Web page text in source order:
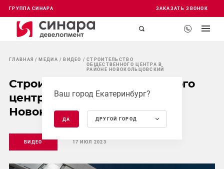
ГРУППА СИНАРА ЗАКАЗАТЬ ЗВОНОК
Ваш город Екатеринбург?
ДА ДРУГОЙ ГОРОД
ГЛАВНАЯ МЕДИА ВИДЕО
СТРОИТЕЛЬСТВО
ОБЩЕСТВЕННОГО ЦЕНТРА В
РАЙОНЕ НОВОКОЛЬЦОВСКИЙ
Строительство общественного
центра в районе
Новокольцовский
ВИДЕО 17 ИЮЛ 2023